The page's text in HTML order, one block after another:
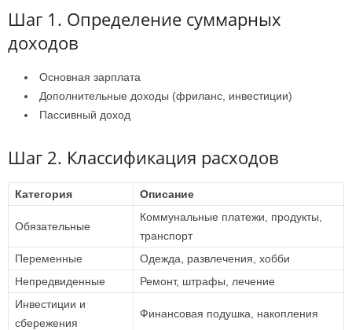
Шаг 1. Определение суммарных
доходов
Основная зарплата
Дополнительные доходы (фриланс, инвестиции)
Пассивный доход
Шаг 2. Классификация расходов
Категория Описание
Обязательные
Коммунальные платежи, продукты,
транспорт
Переменные
Одежда, развлечения, хобби
Непредвиденные
Ремонт, штрафы, лечение
Инвестиции и
сбережения
Финансовая подушка, накопления